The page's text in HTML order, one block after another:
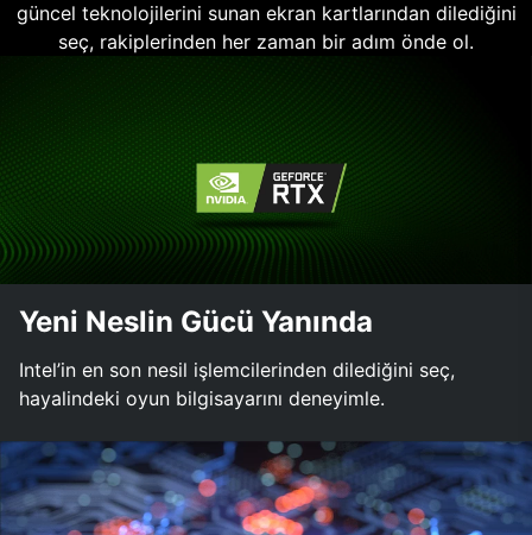
güncel teknolojilerini sunan ekran kartlarından dilediğini
seç, rakiplerinden her zaman bir adım önde ol.
Yeni Neslin Gücü Yanında
Intel’in en son nesil işlemcilerinden dilediğini seç,
hayalindeki oyun bilgisayarını deneyimle.